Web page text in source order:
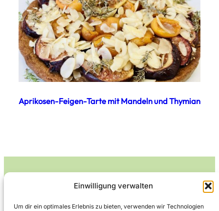
Einwilligung verwalten
Um dir ein optimales Erlebnis zu bieten, verwenden wir Technologien
Aprikosen-Feigen-Tarte mit Mandeln und Thymian
Leckerlife